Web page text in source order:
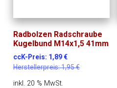
Radbolzen Radschraube
Kugelbund M14x1,5 41mm
ccK-Preis: 1,89€
Herstellerpreis:1,95€
inkl. 20 % MwSt.